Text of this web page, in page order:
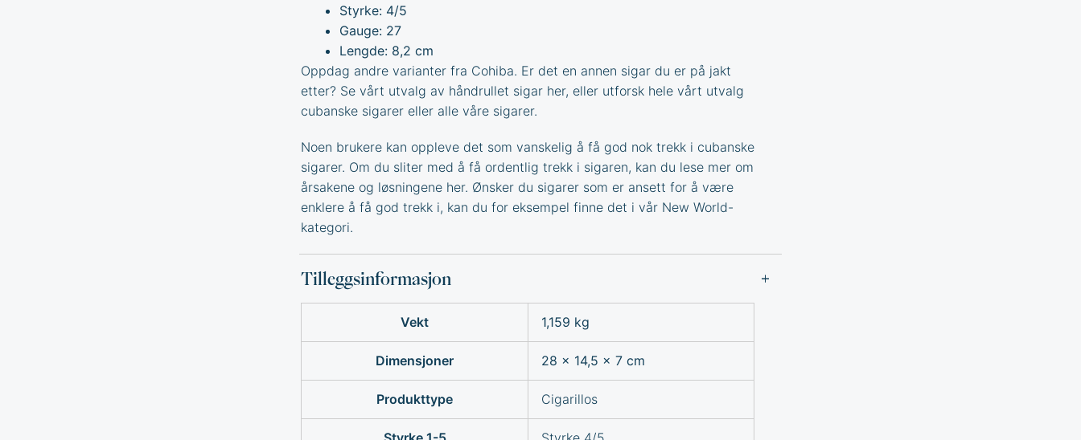
Styrke: 4/5
Gauge: 27
Lengde: 8,2 cm
Oppdag andre varianter fra Cohiba. Er det en annen sigar du er på jakt
etter? Se vårt utvalg av håndrullet sigar her, eller utforsk hele vårt utvalg
cubanske sigarer eller alle våre sigarer.
Noen brukere kan oppleve det som vanskelig å få god nok trekk i cubanske
sigarer. Om du sliter med å få ordentlig trekk i sigaren, kan du lese mer om
årsakene og løsningene her. Ønsker du sigarer som er ansett for å være
enklere å få god trekk i, kan du for eksempel finne det i vår New World-
kategori.
Tilleggsinformasjon
Vekt 1,159 kg
Dimensjoner 28 × 14,5 × 7 cm
Produkttype Cigarillos